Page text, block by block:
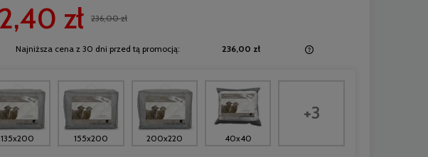
zł 236,00 zł
Najniższa cena z 30 dni przed tą promocją: 236,00 zł
30 dni, wyświetlana jest najniższa cena od
momentu, kiedy produkt pojawił się w
sprzedaży.
135x200 155x200 200x220 40x40
+3